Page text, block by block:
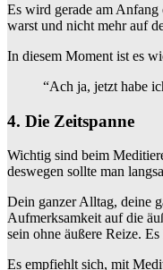
Es wird gerade am Anfang
warst und nicht mehr auf
In diesem Moment ist es
“Ach ja, jetzt habe
4. Die Zeitspanne
Wichtig sind beim
deswegen sollte man
Dein ganzer Alltag, deine
Aufmerksamkeit auf die
sein ohne äußere Reize.
Es empfiehlt sich, mit